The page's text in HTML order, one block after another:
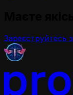
Зареєструйтесь